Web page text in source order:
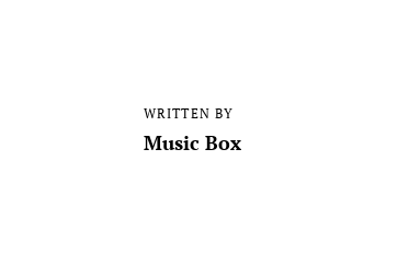
WRITTEN BY
Music Box